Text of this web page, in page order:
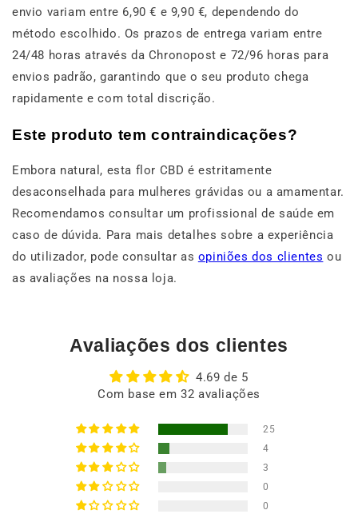
envio variam entre 6,90 € e 9,90 €, dependendo do
método escolhido. Os prazos de entrega variam entre
24/48 horas através da Chronopost e 72/96 horas para
envios padrão, garantindo que o seu produto chega
rapidamente e com total discrição.
Este produto tem contraindicações?
Embora natural, esta flor CBD é estritamente
desaconselhada para mulheres grávidas ou a amamentar.
Recomendamos consultar um profissional de saúde em
caso de dúvida. Para mais detalhes sobre a experiência
do utilizador, pode consultar as opiniões dos clientes ou
as avaliações na nossa loja.
Avaliações dos clientes
4.69 de 5
Com base em 32 avaliações
25
4
3
0
0